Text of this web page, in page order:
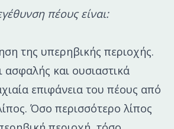
πέους είναι:
της υπερηβικής περιοχής.
ασφαλής και ουσιαστικά
επιφάνεια του πέους από
Όσο περισσότερο λίπος